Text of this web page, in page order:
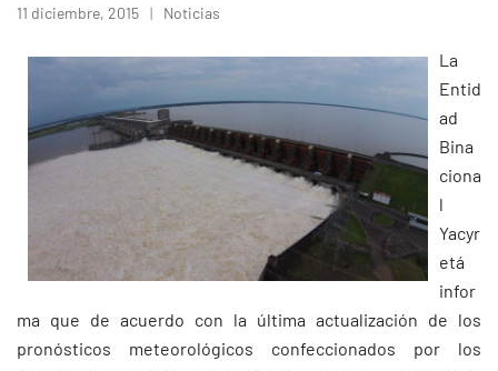
11 diciembre, 2015 Noticias
La
Entid
ad
Bina
ciona
l
Yacyr
etá
infor
ma que de acuerdo con la última actualización de los
pronósticos meteorológicos confeccionados por los